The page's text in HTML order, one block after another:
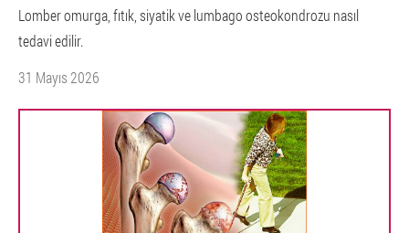
Lomber omurga, fıtık, siyatik ve lumbago osteokondrozu nasıl
tedavi edilir.
31 Mayıs 2026